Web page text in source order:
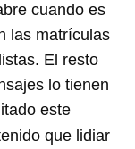
cuando es
las matrículas
El resto
lo tienen
este
que lidiar